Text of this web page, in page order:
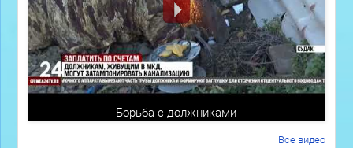
Борьба с должниками
Все видео